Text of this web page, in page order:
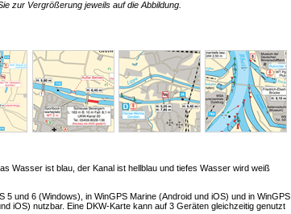
zur Vergrößerung jeweils auf die Abbildung.
Wasser ist blau, der Kanal ist hellblau und tiefes Wasser wird weiß
5 und 6 (Windows), in WinGPS Marine (Android und iOS) und in WinGPS
iOS) nutzbar. Eine DKW-Karte kann auf 3 Geräten gleichzeitig genutzt